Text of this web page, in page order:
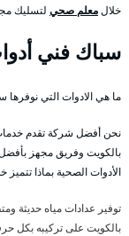
خلالمعلم صحي لتسليك
سباك فني
ما هي الادوات التي
نحن أفضل شركة تقدم
بالكويت وفريق مجهز
الأدوات الصحية بماذا تتميز
توفير عدادات مياه حديثة
بالكويت على تركيبه بكل